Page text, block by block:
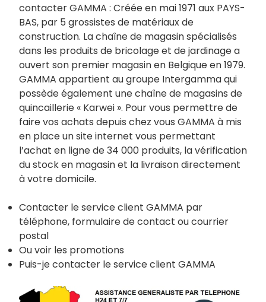
contacter GAMMA : Créée en mai 1971 aux PAYS-
BAS, par 5 grossistes de matériaux de
construction. La chaîne de magasin spécialisés
dans les produits de bricolage et de jardinage a
ouvert son premier magasin en Belgique en 1979.
GAMMA appartient au groupe Intergamma qui
possède également une chaîne de magasins de
quincaillerie « Karwei ». Pour vous permettre de
faire vos achats depuis chez vous GAMMA à mis
en place un site internet vous permettant
l’achat en ligne de 34 000 produits, la vérification
du stock en magasin et la livraison directement
à votre domicile.
Contacter le service client GAMMA par
téléphone, formulaire de contact ou courrier
postal
Ou voir les promotions
Puis-je contacter le service client GAMMA